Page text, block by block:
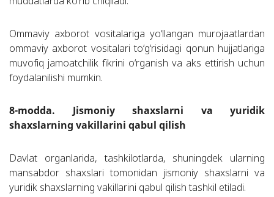
Ommaviy axborot vositalariga yo‘llangan murojaatlardan
ommaviy axborot vositalari to‘g‘risidagi qonun hujjatlariga
muvofiq jamoatchilik fikrini o‘rganish va aks ettirish uchun
foydalanilishi mumkin.
8-modda. Jismoniy shaxslarni va yuridik
shaxslarning vakillarini qabul qilish
Davlat organlarida, tashkilotlarda, shuningdek ularning
mansabdor shaxslari tomonidan jismoniy shaxslarni va
yuridik shaxslarning vakillarini qabul qilish tashkil etiladi.